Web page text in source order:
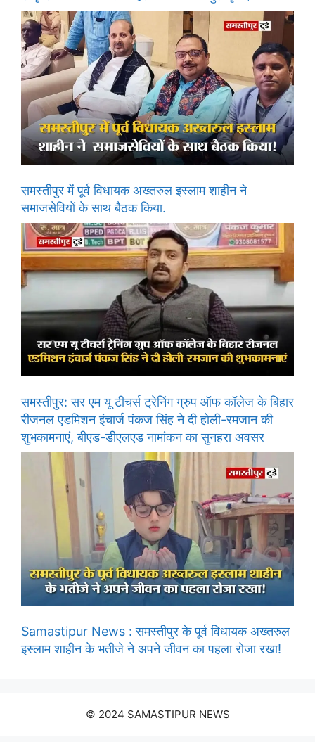
समस्तीपुर में पूर्व विधायक अख्तरुल इस्लाम शाहीन ने
समाजसेवियों के साथ बैठक किया.
समस्तीपुर: सर एम यू टीचर्स ट्रेनिंग ग्रुप ऑफ कॉलेज के बिहार
रीजनल एडमिशन इंचार्ज पंकज सिंह ने दी होली-रमजान की
शुभकामनाएं, बीएड-डीएलएड नामांकन का सुनहरा अवसर
Samastipur News : समस्तीपुर के पूर्व विधायक अख्तरुल
इस्लाम शाहीन के भतीजे ने अपने जीवन का पहला रोजा रखा!
© 2024 SAMASTIPUR NEWS